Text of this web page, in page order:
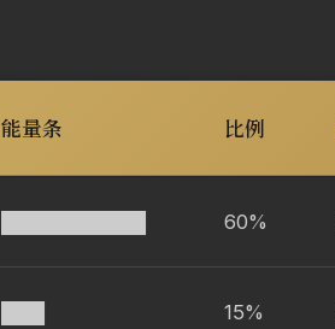
能量条 比例
60%
15%